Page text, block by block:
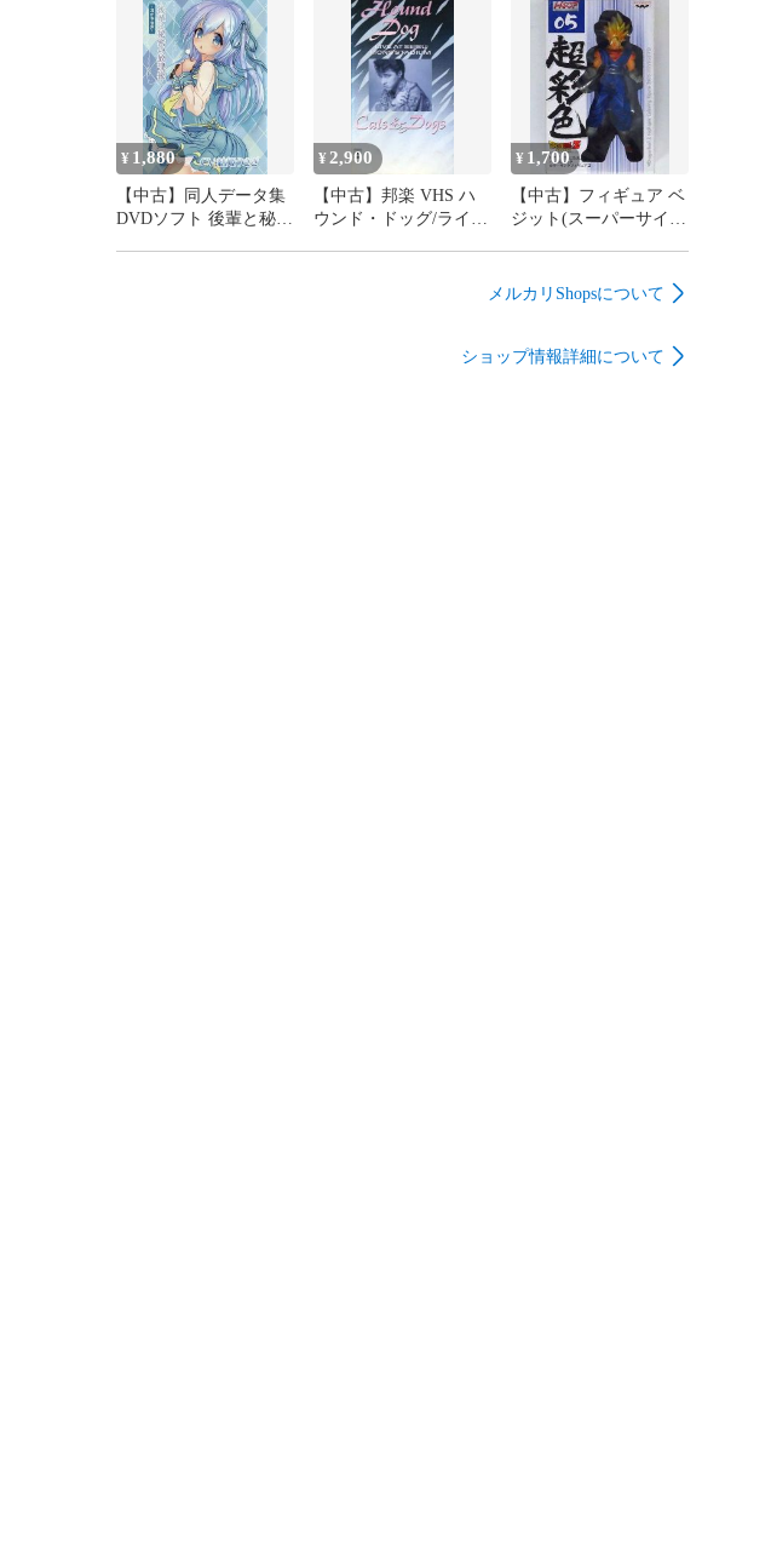
拳」 バイオレンスアク
ションフィギュア
¥ 1,880
【中古】同人データ集
DVDソフト 後輩と秘密
¥ 2,900
【中古】邦楽 VHS ハ
ウンド・ドッグ/ライ
¥ 1,700
【中古】フィギュア ベ
ジット(スーパーサイヤ
ーリングフィギュア2
メルカリShopsについて
ショップ情報詳細について